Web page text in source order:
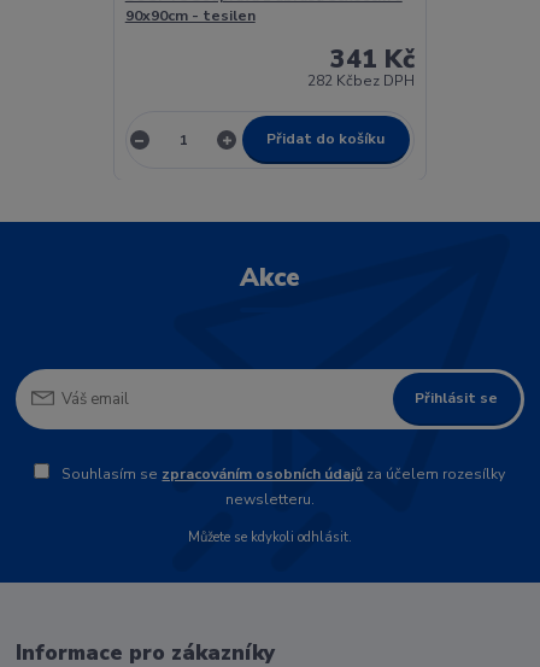
90x90cm - tesilen
341 Kč
282 Kčbez DPH
Přidat do košíku
Akce
Přihlásit se
Souhlasím se zpracováním osobních údajů za účelem rozesílky
newsletteru.
Můžete se kdykoli odhlásit.
Informace pro zákazníky